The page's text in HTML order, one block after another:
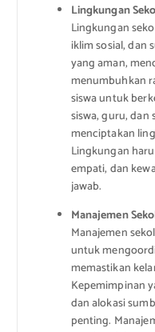
Lingkungan
Lingkungan
iklim sosial, dan
yang aman,
menumbuhkan
siswa untuk
siswa, guru,
menciptakan
Lingkungan
empati, dan
jawab.
Manajemen
Manajemen
untuk
memastikan
Kepemimpinan
dan alokasi
penting.